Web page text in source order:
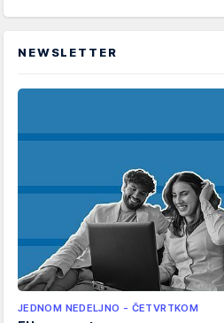
NEWSLETTER
JEDNOM NEDELJNO - ČETVRTKOM